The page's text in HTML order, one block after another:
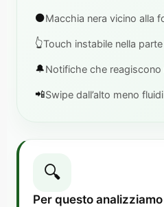
⚫Macchia nera vicino alla
👆Touch instabile nella
🔔Notifiche che reagiscono
📲Swipe dall’alto meno fluidi
🔍
Per questo